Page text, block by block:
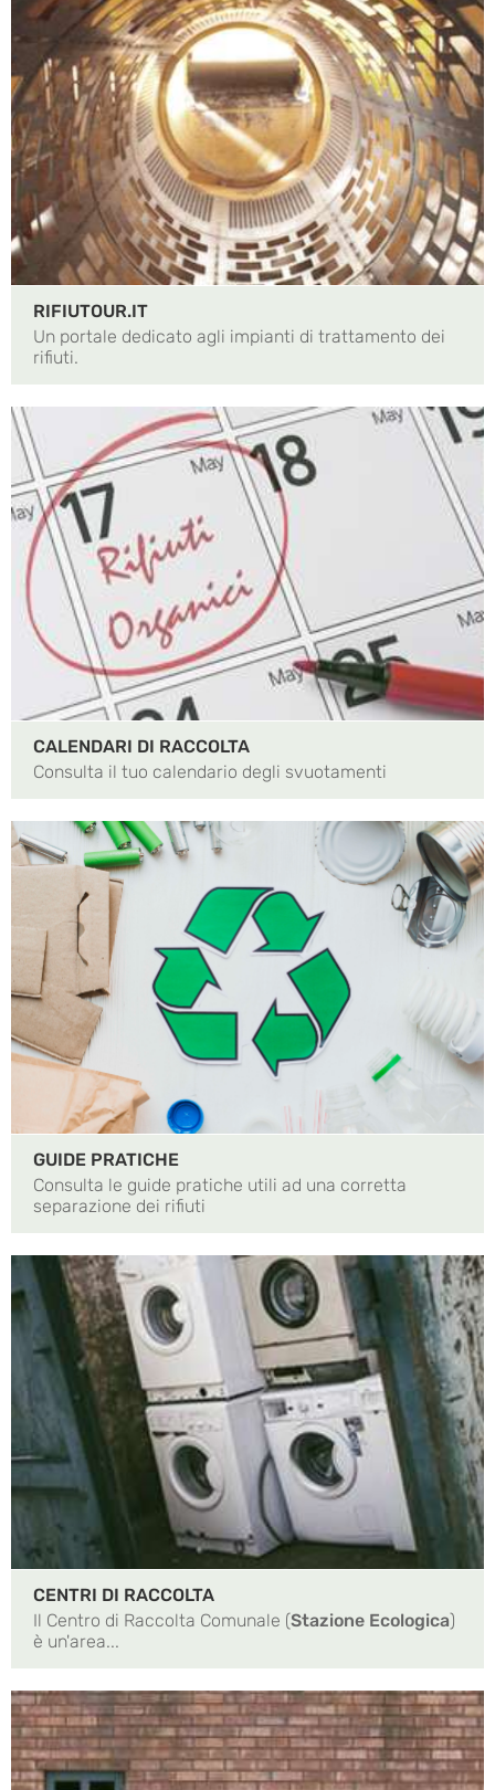
RIFIUTOUR.IT
Un portale dedicato agli impianti di trattamento dei
rifiuti.
CALENDARI DI RACCOLTA
Consulta il tuo calendario degli svuotamenti
GUIDE PRATICHE
Consulta le guide pratiche utili ad una corretta
separazione dei rifiuti
CENTRI DI RACCOLTA
Il Centro di Raccolta Comunale (Stazione Ecologica)
è un'area...